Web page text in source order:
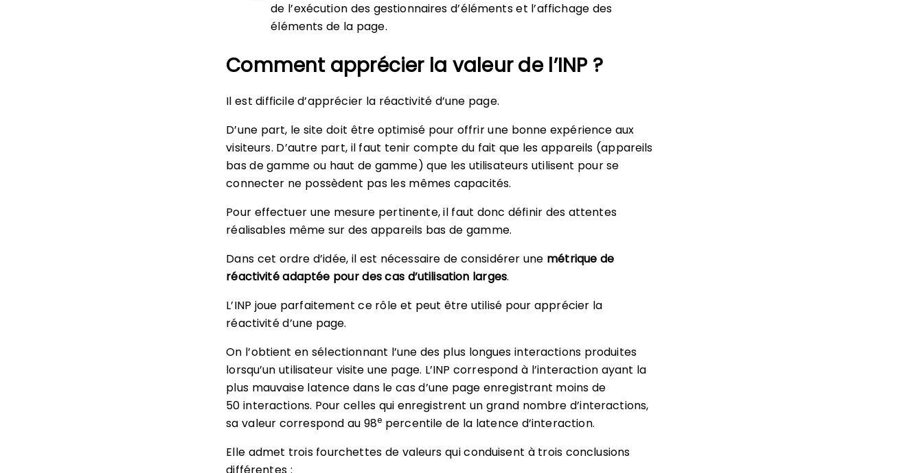
de l’exécution des gestionnaires d’éléments et l’affichage des
éléments de la page.
Comment apprécier la valeur de l’INP ?
Il est difficile d’apprécier la réactivité d’une page.
D’une part, le site doit être optimisé pour offrir une bonne expérience aux
visiteurs. D’autre part, il faut tenir compte du fait que les appareils (appareils
bas de gamme ou haut de gamme) que les utilisateurs utilisent pour se
connecter ne possèdent pas les mêmes capacités.
Pour effectuer une mesure pertinente, il faut donc définir des attentes
réalisables même sur des appareils bas de gamme.
Dans cet ordre d’idée, il est nécessaire de considérer une métrique de
réactivité adaptée pour des cas d’utilisation larges.
L’INP joue parfaitement ce rôle et peut être utilisé pour apprécier la
réactivité d’une page.
On l’obtient en sélectionnant l’une des plus longues interactions produites
lorsqu’un utilisateur visite une page. L’INP correspond à l’interaction ayant la
plus mauvaise latence dans le cas d’une page enregistrant moins de
50 interactions. Pour celles qui enregistrent un grand nombre d’interactions,
sa valeur correspond au 98e percentile de la latence d’interaction.
Elle admet trois fourchettes de valeurs qui conduisent à trois conclusions
différentes :